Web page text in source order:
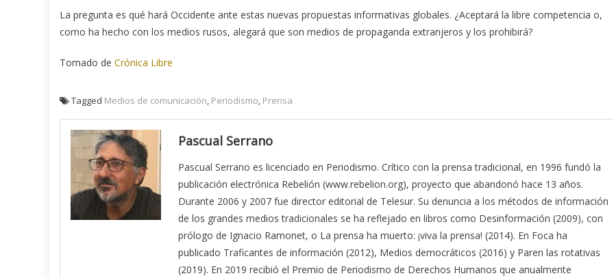
La pregunta es qué hará Occidente ante estas nuevas propuestas informativas globales. ¿Aceptará la libre competencia o,
como ha hecho con los medios rusos, alegará que son medios de propaganda extranjeros y los prohibirá?
Tomado de Crónica Libre
Tagged Medios de comunicación, Periodismo, Prensa
Pascual Serrano
Pascual Serrano es licenciado en Periodismo. Crítico con la prensa tradicional, en 1996 fundó la
publicación electrónica Rebelión (www.rebelion.org), proyecto que abandonó hace 13 años.
Durante 2006 y 2007 fue director editorial de Telesur. Su denuncia a los métodos de información
de los grandes medios tradicionales se ha reflejado en libros como Desinformación (2009), con
prólogo de Ignacio Ramonet, o La prensa ha muerto: ¡viva la prensa! (2014). En Foca ha
publicado Traficantes de información (2012), Medios democráticos (2016) y Paren las rotativas
(2019). En 2019 recibió el Premio de Periodismo de Derechos Humanos que anualmente